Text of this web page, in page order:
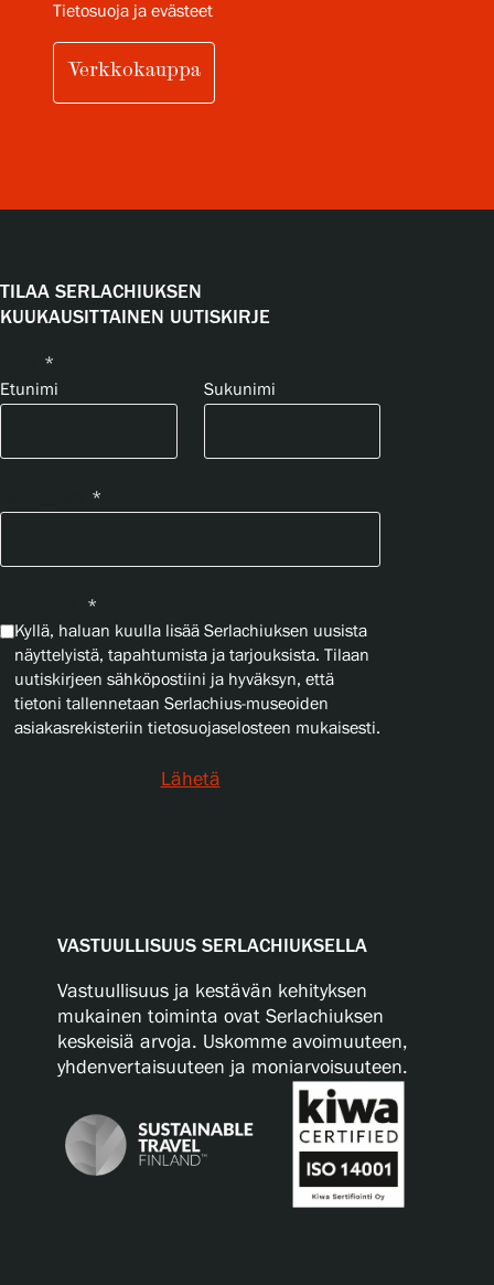
Tietosuoja ja evästeet
Verkkokauppa
TILAA SERLACHIUKSEN
KUUKAUSITTAINEN UUTISKIRJE
*
Etunimi
Sukunimi
*
*
Kyllä, haluan kuulla lisää Serlachiuksen uusista
näyttelyistä, tapahtumista ja tarjouksista. Tilaan
uutiskirjeen sähköpostiini ja hyväksyn, että
tietoni tallennetaan Serlachius-museoiden
asiakasrekisteriin tietosuojaselosteen mukaisesti.
Lähetä
VASTUULLISUUS SERLACHIUKSELLA
Vastuullisuus ja kestävän kehityksen
mukainen toiminta ovat Serlachiuksen
keskeisiä arvoja. Uskomme avoimuuteen,
yhdenvertaisuuteen ja moniarvoisuuteen.